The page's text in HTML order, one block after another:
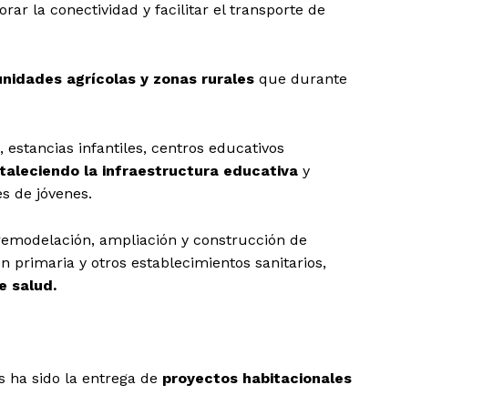
la conectividad y facilitar el transporte de
agrícolas y zonas rurales que durante
infantiles, centros educativos
la infraestructura educativa y
de jóvenes.
ampliación y construcción de
primaria y otros establecimientos sanitarios,
salud.
ha sido la entrega de proyectos habitacionales